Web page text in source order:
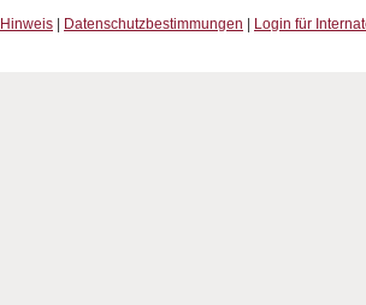
Datenschutzbestimmungen Login für